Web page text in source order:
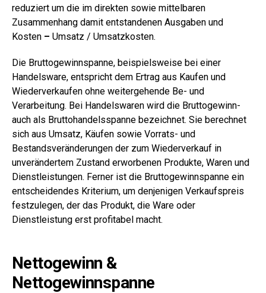
reduziert um die im direkten sowie mittelbaren
Zusammenhang damit entstandenen Ausgaben und
Kosten – Umsatz / Umsatzkosten.
Die Bruttogewinnspanne, beispielsweise bei einer
Handelsware, entspricht dem Ertrag aus Kaufen und
Wiederverkaufen ohne weitergehende Be- und
Verarbeitung. Bei Handelswaren wird die Bruttogewinn-
auch als Bruttohandelsspanne bezeichnet. Sie berechnet
sich aus Umsatz, Käufen sowie Vorrats- und
Bestandsveränderungen der zum Wiederverkauf in
unverändertem Zustand erworbenen Produkte, Waren und
Dienstleistungen. Ferner ist die Bruttogewinnspanne ein
entscheidendes Kriterium, um denjenigen Verkaufspreis
festzulegen, der das Produkt, die Ware oder
Dienstleistung erst profitabel macht.
Nettogewinn &
Nettogewinnspanne